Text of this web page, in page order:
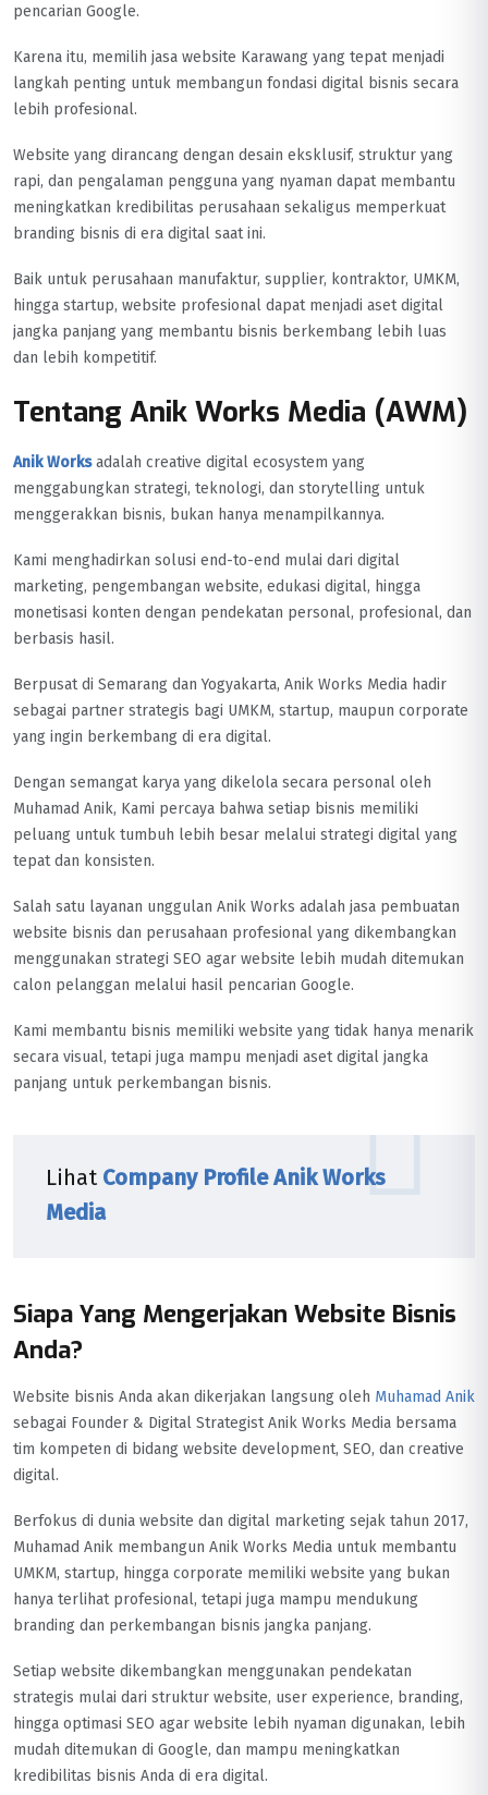
pencarian Google.
Karena itu, memilih jasa website Karawang yang tepat menjadi
langkah penting untuk membangun fondasi digital bisnis secara
lebih profesional.
Website yang dirancang dengan desain eksklusif, struktur yang
rapi, dan pengalaman pengguna yang nyaman dapat membantu
meningkatkan kredibilitas perusahaan sekaligus memperkuat
branding bisnis di era digital saat ini.
Baik untuk perusahaan manufaktur, supplier, kontraktor, UMKM,
hingga startup, website profesional dapat menjadi aset digital
jangka panjang yang membantu bisnis berkembang lebih luas
dan lebih kompetitif.
Tentang Anik Works Media (AWM)
Anik Worksadalah creative digital ecosystem yang
menggabungkan strategi, teknologi, dan storytelling untuk
menggerakkan bisnis, bukan hanya menampilkannya.
Kami menghadirkan solusi end-to-end mulai dari digital
marketing, pengembangan website, edukasi digital, hingga
monetisasi konten dengan pendekatan personal, profesional, dan
berbasis hasil.
Berpusat di Semarang dan Yogyakarta, Anik Works Media hadir
sebagai partner strategis bagi UMKM, startup, maupun corporate
yang ingin berkembang di era digital.
Dengan semangat karya yang dikelola secara personal oleh
Muhamad Anik, Kami percaya bahwa setiap bisnis memiliki
peluang untuk tumbuh lebih besar melalui strategi digital yang
tepat dan konsisten.
Salah satu layanan unggulan Anik Works adalah jasa pembuatan
website bisnis dan perusahaan profesional yang dikembangkan
menggunakan strategi SEO agar website lebih mudah ditemukan
calon pelanggan melalui hasil pencarian Google.
Kami membantu bisnis memiliki website yang tidak hanya menarik
secara visual, tetapi juga mampu menjadi aset digital jangka
panjang untuk perkembangan bisnis.
Lihat Company Profile Anik Works
Media
Siapa Yang Mengerjakan Website Bisnis
Anda?
Website bisnis Anda akan dikerjakan langsung oleh Muhamad Anik
sebagai Founder & Digital Strategist Anik Works Media bersama
tim kompeten di bidang website development, SEO, dan creative
digital.
Berfokus di dunia website dan digital marketing sejak tahun 2017,
Muhamad Anik membangun Anik Works Media untuk membantu
UMKM, startup, hingga corporate memiliki website yang bukan
hanya terlihat profesional, tetapi juga mampu mendukung
branding dan perkembangan bisnis jangka panjang.
Setiap website dikembangkan menggunakan pendekatan
strategis mulai dari struktur website, user experience, branding,
hingga optimasi SEO agar website lebih nyaman digunakan, lebih
mudah ditemukan di Google, dan mampu meningkatkan
kredibilitas bisnis Anda di era digital.